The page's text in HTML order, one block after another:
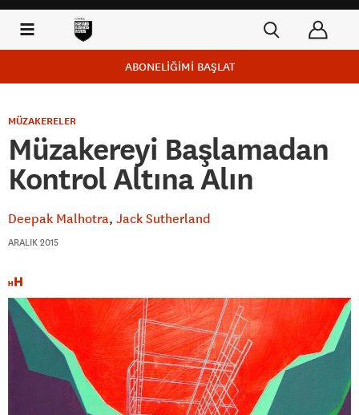
ABONELİĞİMİ BAŞLAT
MÜZAKERELER
Müzakereyi Başlamadan
Kontrol Altına Alın
Deepak Malhotra Jack Sutherland
ARALIK 2015